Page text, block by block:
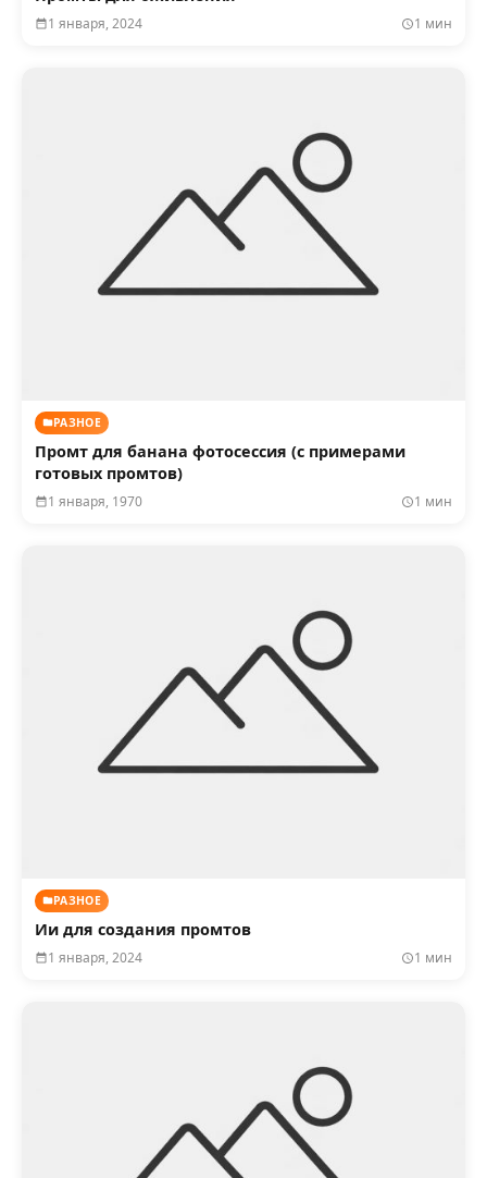
1 января, 2024 1 мин
РАЗНОЕ
Промт для банана фотосессия (с примерами
готовых промтов)
1 января, 1970 1 мин
РАЗНОЕ
Ии для создания промтов
1 января, 2024 1 мин